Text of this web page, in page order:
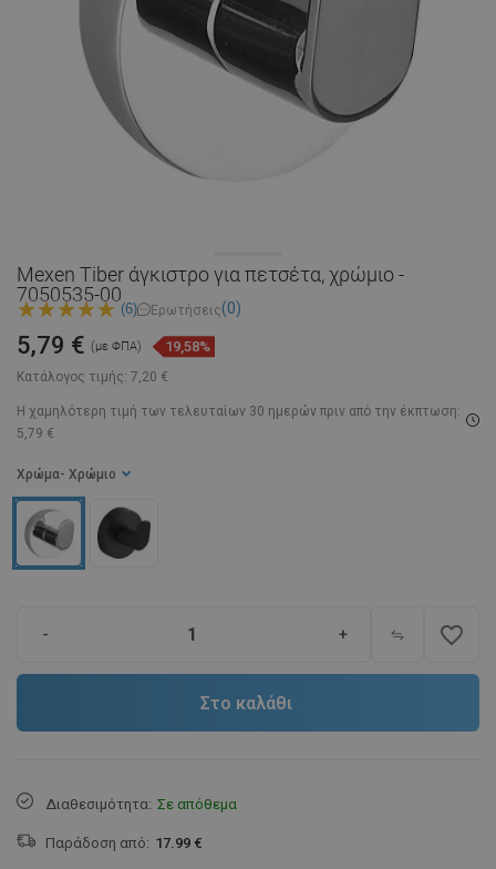
Mexen Tiber άγκιστρο για πετσέτα, χρώμιο -
7050535-00
(6) Ερωτήσεις(0)
Κατάλογος τιμής: 7,20 €
5,79 € (με ΦΠΑ) 19,58%
Η χαμηλότερη τιμή των τελευταίων 30 ημερών πριν από την έκπτωση:
5,79 €
Χρώμα - Χρώμιο
- + favorite_border
Στο καλάθι
Διαθεσιμότητα: Σε απόθεμα
Παράδοση από: 17.99 €